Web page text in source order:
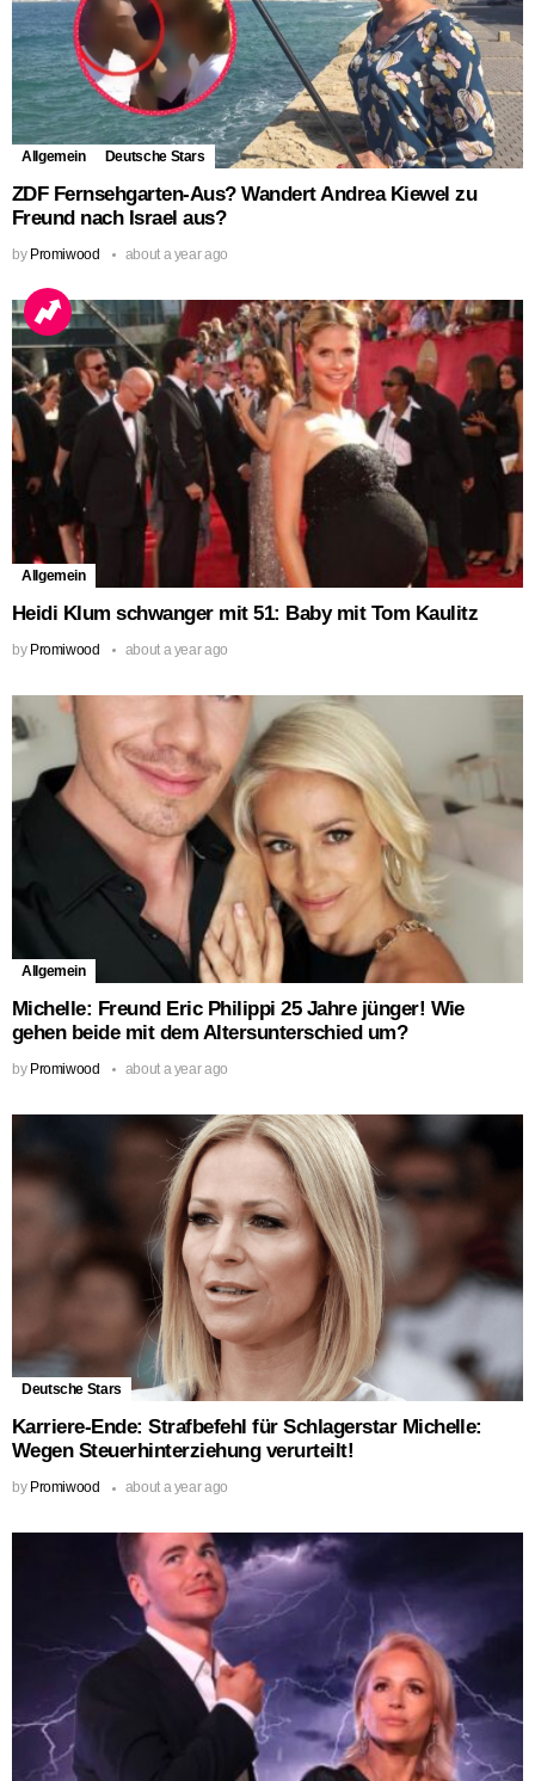
Allgemein Deutsche Stars
ZDF Fernsehgarten-Aus? Wandert Andrea Kiewel zu
Freund nach Israel aus?
by Promiwood about a year ago
Allgemein
Heidi Klum schwanger mit 51: Baby mit Tom Kaulitz
by Promiwood about a year ago
Allgemein
Michelle: Freund Eric Philippi 25 Jahre jünger! Wie
gehen beide mit dem Altersunterschied um?
by Promiwood about a year ago
Deutsche Stars
Karriere-Ende: Strafbefehl für Schlagerstar Michelle:
Wegen Steuerhinterziehung verurteilt!
by Promiwood about a year ago